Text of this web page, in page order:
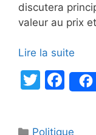
discutera
valeur au prix
Lire la suite
T
F
a
Catégories
Politique